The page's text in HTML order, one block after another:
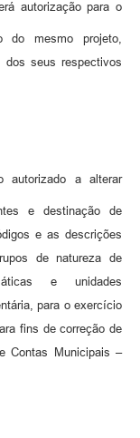
autorização para o
do mesmo projeto,
dos seus respectivos
autorizado a alterar
e destinação de
e as descrições
de natureza de
e unidades
para o exercício
fins de correção de
Contas Municipais –